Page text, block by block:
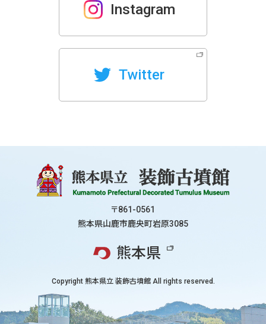
Instagram
Twitter
〒861-0561
熊本県山鹿市鹿央町岩原3085
熊本県
Copyright熊本県立 装飾古墳館 All rights reserved.